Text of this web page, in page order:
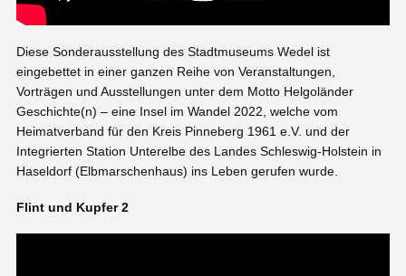
Diese Sonderausstellung des Stadtmuseums Wedel ist
eingebettet in einer ganzen Reihe von Veranstaltungen,
Vorträgen und Ausstellungen unter dem Motto Helgoländer
Geschichte(n) – eine Insel im Wandel 2022, welche vom
Heimatverband für den Kreis Pinneberg 1961 e.V. und der
Integrierten Station Unterelbe des Landes Schleswig-Holstein in
Haseldorf (Elbmarschenhaus) ins Leben gerufen wurde.
Flint und Kupfer 2